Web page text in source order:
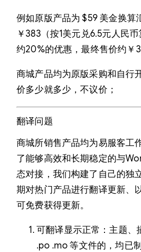
例如原版产品为 $59 美金换算
￥383（按1美元兑6.5元人民
约20%的优惠，最终售价约￥
商城产品均为原版采购和自行
价多少就多少，不议价；
翻译问题
商城所销售产品均为易服客工
了能够高效和长期稳定的与
态对接，我们构建了自己的独
期对热门产品进行翻译更新、
可免费获得更新。
可翻译显示正常：主题、
.po .mo 等文件的，均已